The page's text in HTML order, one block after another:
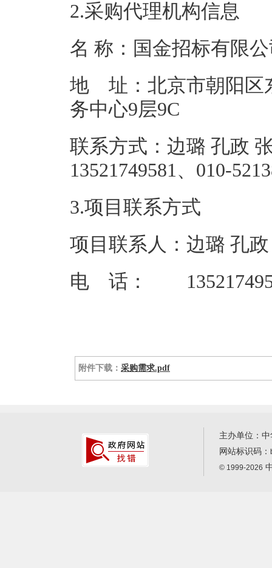
2.采购代理机构信息
名 称：国
地 址：北京市朝阳区
务中心
联系方式：边璐 孔政
3.项目联系方式
项目联系人：边璐 孔
电 话：
附件下载： 采购需求.pdf
主办单位：
网站标识码：
© 1999-2026